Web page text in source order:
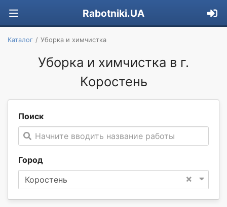
Rabotniki.UA
Каталог Уборка и химчистка
Уборка и химчистка в г.
Коростень
Поиск
Начните вводить название работы
Город
×
Коростень